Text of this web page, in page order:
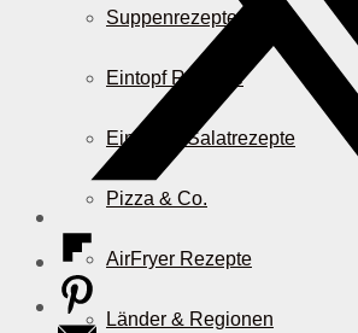
Suppenrezepte
Eintopf Rezepte
Einfache Salatrezepte
Pizza & Co.
AirFryer Rezepte
Länder & Regionen